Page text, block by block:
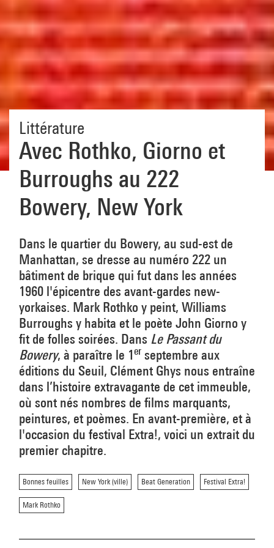
Littérature
Avec Rothko, Giorno et
Burroughs au 222
Bowery, New York
Dans le quartier du Bowery, au sud-est de
Manhattan, se dresse au numéro 222 un
bâtiment de brique qui fut dans les années
1960 l'épicentre des avant-gardes new-
yorkaises. Mark Rothko y peint, Williams
Burroughs y habita et le poète John Giorno y
fit de folles soirées. Dans Le Passant du
Bowery, à paraître le 1er septembre aux
éditions du Seuil, Clément Ghys nous entraîne
dans l’histoire extravagante de cet immeuble,
où sont nés nombres de films marquants,
peintures, et poèmes. En avant-première, et à
l'occasion du festival Extra!, voici un extrait du
premier chapitre.
Bonnes feuilles New York (ville) Beat Generation Festival Extra!
Mark Rothko